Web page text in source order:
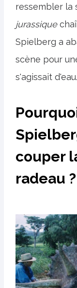
ressembler la
jurassique
Spielberg a
scène pour
s'agissait d'eau.
couper
radeau ?